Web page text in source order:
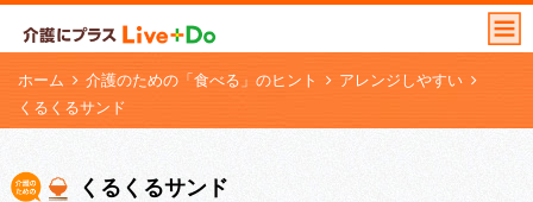
ホーム 介護のための「食べる」のヒント
アレンジしやすい
くるくるサンド
くるくるサンド